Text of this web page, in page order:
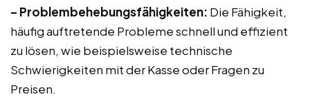
– Problembehebungsfähigkeiten: Die Fähigkeit,
häufig auftretende Probleme schnell und effizient
zu lösen, wie beispielsweise technische
Schwierigkeiten mit der Kasse oder Fragen zu
Preisen.